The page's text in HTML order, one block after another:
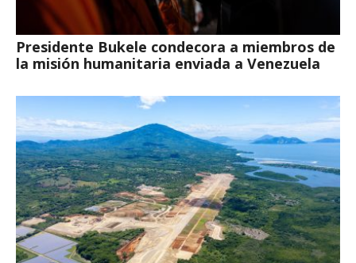
Presidente Bukele condecora a miembros de
la misión humanitaria enviada a Venezuela